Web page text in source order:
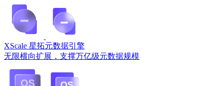
XScale 星拓元数据引擎
无限横向扩展，支撑万亿级元数据规模